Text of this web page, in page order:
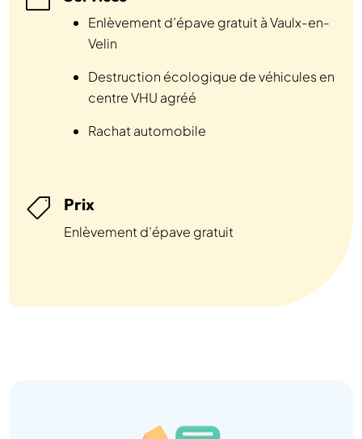
Enlèvement d’épave gratuit à Vaulx-en-
Velin
Destruction écologique de véhicules en
centre VHU agréé
Rachat automobile
 Prix
Enlèvement d’épave gratuit